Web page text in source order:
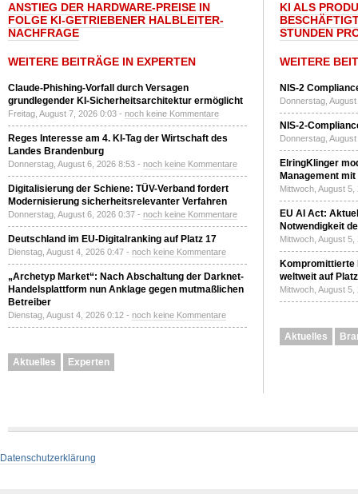
ANSTIEG DER HARDWARE-PREISE IN
FOLGE KI-GETRIEBENER HALBLEITER-
NACHFRAGE
WEITERE BEITRÄGE IN EXPERTEN
Claude-Phishing-Vorfall durch Versagen
grundlegender KI-Sicherheitsarchitektur ermöglicht
Freitag, August 7, 2026 0:03 - noch keine Kommentare
Reges Interesse am 4. KI-Tag der Wirtschaft des
Landes Brandenburg
Donnerstag, August 6, 2026 8:53 - noch keine Kommentare
Digitalisierung der Schiene: TÜV-Verband fordert
Modernisierung sicherheitsrelevanter Verfahren
Donnerstag, August 6, 2026 0:37 - noch keine Kommentare
Deutschland im EU-Digitalranking auf Platz 17
Dienstag, August 4, 2026 0:47 - noch keine Kommentare
„Archetyp Market“: Nach Abschaltung der Darknet-
Handelsplattform nun Anklage gegen mutmaßlichen
Betreiber
Dienstag, August 4, 2026 0:12 - noch keine Kommentare
Aktuelles Experten
KI ALS
STUNDEN
WEITERE
NIS-2
Donnerstag,
NIS-2-
Donnerstag,
ElringKlinger
Management
Mittwoch, August
EU AI Act:
Notwendigkeit
Mittwoch, August
Kompromittierte
weltweit auf
Mittwoch, August
Aktuelles
Datenschutzerklärung